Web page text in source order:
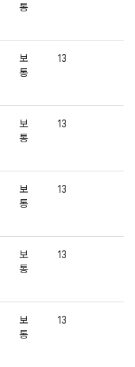
통
보
통
13
보
통
13
보
통
13
보
통
13
보
통
13